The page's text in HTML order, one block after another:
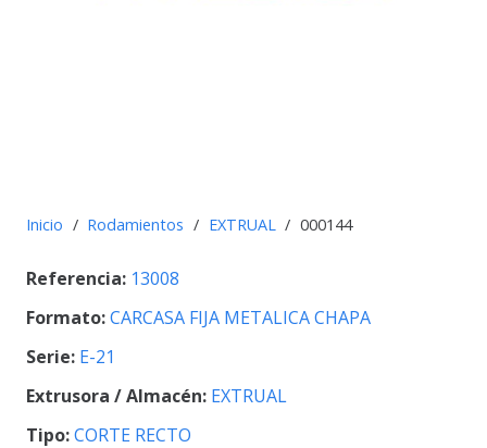
Inicio / Rodamientos / EXTRUAL / 000144
Referencia: 13008
Formato:CARCASA FIJA METALICA CHAPA
Serie: E-21
Extrusora / Almacén: EXTRUAL
Tipo:CORTE RECTO